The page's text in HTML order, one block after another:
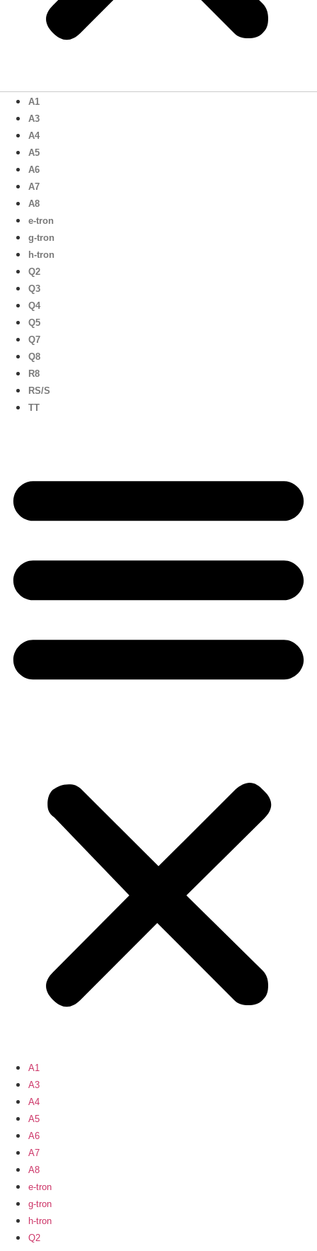
A1
A3
A4
A5
A6
A7
A8
e-tron
g-tron
h-tron
Q2
Q3
Q4
Q5
Q7
Q8
R8
RS/S
TT
A1
A3
A4
A5
A6
A7
A8
e-tron
g-tron
h-tron
Q2